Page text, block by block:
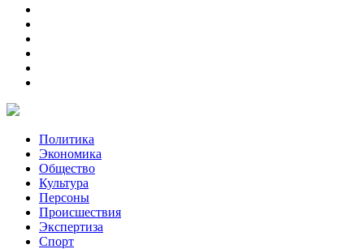
Политика
Экономика
Общество
Культура
Персоны
Происшествия
Экспертиза
Спорт